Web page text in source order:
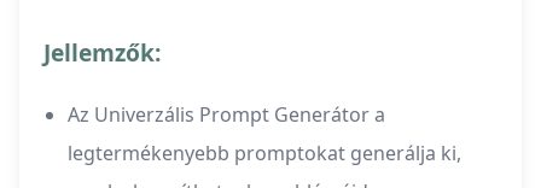
Jellemzők:
Az Univerzális Prompt Generátor a
legtermékenyebb promptokat generálja ki,